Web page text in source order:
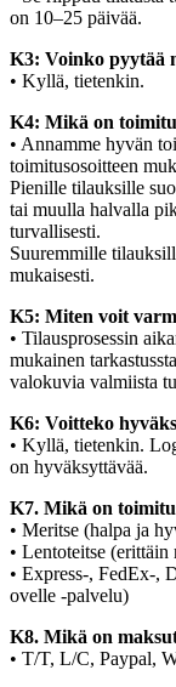
on 10–25 päivää.
K3: Voinko pyytää
• Kyllä, tietenkin.
K4: Mikä on
• Annamme hyvän
toimitusosoitteen
Pienille tilauksille
tai muulla halvalla
turvallisesti.
Suuremmille
mukaisesti.
K5: Miten voit
• Tilausprosessin
mukainen
valokuvia valmiista
K6: Voitteko
• Kyllä, tietenkin.
on hyväksyttävää.
K7. Mikä on
• Meritse (halpa ja
• Lentoteitse
• Express-, FedEx-,
ovelle -palvelu)
K8. Mikä on
• T/T, L/C, Paypal,